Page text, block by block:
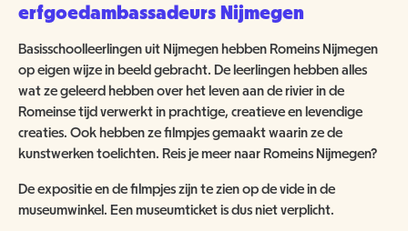
erfgoedambassadeurs Nijmegen
Basisschoolleerlingen uit Nijmegen hebben Romeins Nijmegen
op eigen wijze in beeld gebracht. De leerlingen hebben alles
wat ze geleerd hebben over het leven aan de rivier in de
Romeinse tijd verwerkt in prachtige, creatieve en levendige
creaties. Ook hebben ze filmpjes gemaakt waarin ze de
kunstwerken toelichten. Reis je meer naar Romeins Nijmegen?
De expositie en de filmpjes zijn te zien op de vide in de
museumwinkel. Een museumticket is dus niet verplicht.